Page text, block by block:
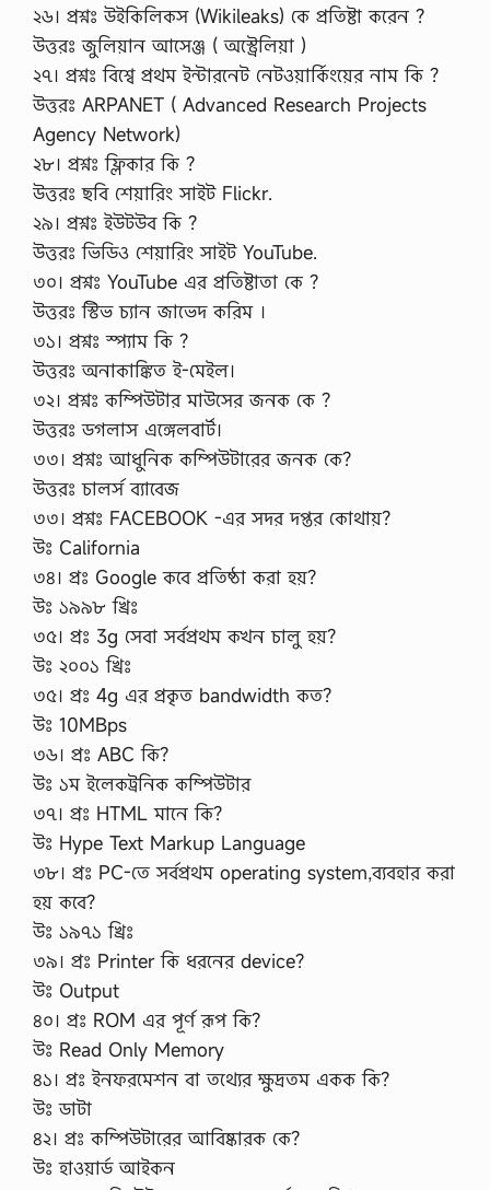
২৬। প্রশ্নঃ উইকিলিকস (Wikileaks) কে প্রতিষ্টা করেন ?
উত্তরঃ জুলিয়ান আসেঞ্জ ( অস্ট্রেলিয়া )
২৭। প্রশ্নঃ বিশ্বে প্রথম ইন্টারনেট নেটওয়ার্কিংয়ের নাম কি ?
উত্তরঃ ARPANET ( Advanced Research Projects
Agency Network)
২৮। প্রশ্নঃ ফ্লিকার কি ?
উত্তরঃ ছবি শেয়ারিং সাইট Flickr.
২৯। প্রশ্নঃ ইউটউব কি ?
উত্তরঃ ভিডিও শেয়ারিং সাইট YouTube.
৩০। প্রশ্নঃ YouTube এর প্রতিষ্টাতা কে ?
উত্তরঃ স্টিভ চ্যান জাভেদ করিম ।
৩১। প্রশ্নঃ স্প্যাম কি ?
উত্তরঃ অনাকাঙ্কিত ই-মেইল।
৩২। প্রশ্নঃ কম্পিউটার মাউসের জনক কে ?
উত্তরঃ ডগলাস এঙ্গেলবার্ট।
৩৩। প্রশ্নঃ আধুনিক কম্পিউটারের জনক কে?
উত্তরঃ চালর্স ব্যাবেজ
৩৩। প্রশ্নঃ FACEBOOK -এর সদর দপ্তর কোথায়?
উঃ California
৩৪। প্রঃ Google কবে প্রতিষ্ঠা করা হয়?
উঃ ১৯৯৮ খ্রিঃ
৩৫। প্রঃ 3g সেবা সর্বপ্রথম কখন চালু হয়?
উঃ ২০০১ খ্রিঃ
৩৫। প্রঃ 4g এর প্রকৃত bandwidth কত?
উঃ 10MBps
৩৬। প্রঃ ABC কি?
উঃ ১ম ইলেকট্রনিক কম্পিউটার
৩৭। প্রঃ HTML মানে কি?
উঃ Hype Text Markup Language
৩৮। প্রঃ PC-তে সর্বপ্রথম operating system,ব্যবহার করা
হয় কবে?
উঃ ১৯৭১ খ্রিঃ
৩৯। প্রঃ Printer কি ধরনের device?
উঃ Output
৪০। প্রঃ ROM এর পূর্ণ রূপ কি?
উঃ Read Only Memory
৪১। প্রঃ ইনফরমেশন বা তথ্যের ক্ষুদ্রতম একক কি?
উঃ ডাটা
৪২। প্রঃ কম্পিউটারের আবিষ্কারক কে?
উঃ হাওয়ার্ড আইকন